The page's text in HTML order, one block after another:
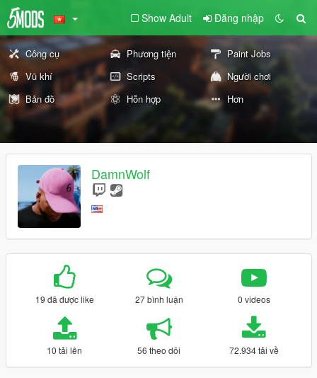
Show Adult Đăng nhập
Công cụ Phương tiện
Paint Jobs
Vũ khí
Scripts
Người chơi
Bản đồ
Hỗn hợp Hơn
DamnWolf
19 đã được like 27 bình luận 0 videos
10 tải lên 56 theo dõi 72.934 tải về